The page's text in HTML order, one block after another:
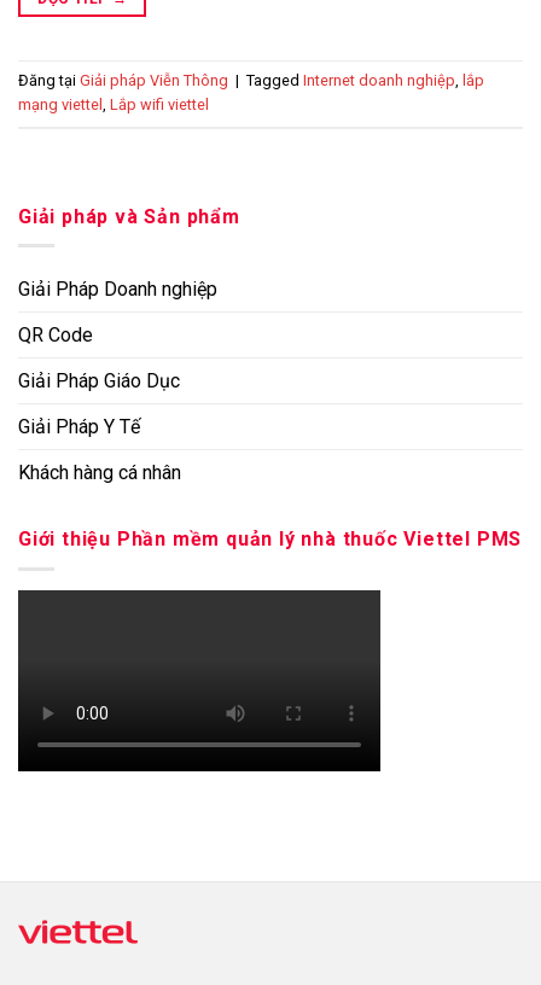
Đăng tại Giải pháp Viễn Thông | Tagged Internet doanh nghiệp, lắp
mạng viettel , Lắp wifi viettel
Giải pháp và Sản phẩm
Giải Pháp Doanh nghiệp
QR Code
Giải Pháp Giáo Dục
Giải Pháp Y Tế
Khách hàng cá nhân
Giới thiệu Phần mềm quản lý nhà thuốc Viettel PMS